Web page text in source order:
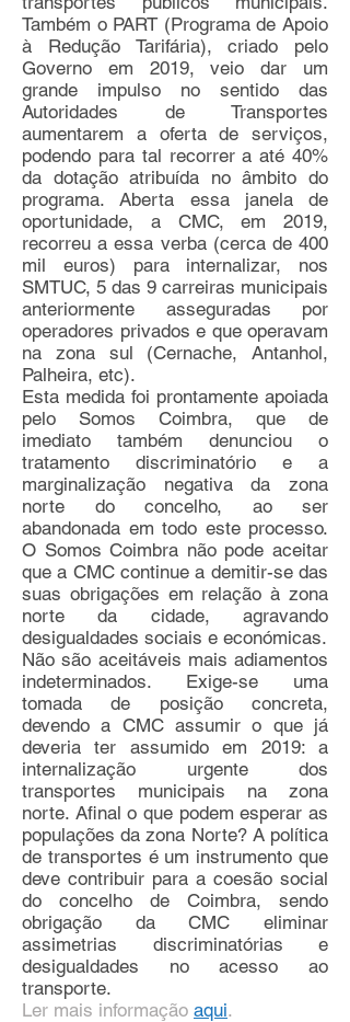
Também o PART (Programa de Apoio
à Redução Tarifária), criado pelo
Governo em 2019, veio dar um
grande impulso no sentido das
Autoridades de Transportes
aumentarem a oferta de serviços,
podendo para tal recorrer a até 40%
da dotação atribuída no âmbito do
programa. Aberta essa janela de
oportunidade, a CMC, em 2019,
recorreu a essa verba (cerca de 400
mil euros) para internalizar, nos
SMTUC, 5 das 9 carreiras municipais
anteriormente asseguradas por
operadores privados e que operavam
na zona sul (Cernache, Antanhol,
Palheira, etc).
Esta medida foi prontamente apoiada
pelo Somos Coimbra, que de
imediato também denunciou o
tratamento discriminatório e a
marginalização negativa da zona
norte do concelho, ao ser
abandonada em todo este processo.
O Somos Coimbra não pode aceitar
que a CMC continue a demitir-se das
suas obrigações em relação à zona
norte da cidade, agravando
desigualdades sociais e económicas.
Não são aceitáveis mais adiamentos
indeterminados. Exige-se uma
tomada de posição concreta,
devendo a CMC assumir o que já
deveria ter assumido em 2019: a
internalização urgente dos
transportes municipais na zona
norte. Afinal o que podem esperar as
populações da zona Norte? A política
de transportes é um instrumento que
deve contribuir para a coesão social
do concelho de Coimbra, sendo
obrigação da CMC eliminar
assimetrias discriminatórias e
desigualdades no acesso ao
transporte.
Ler mais informação aqui.